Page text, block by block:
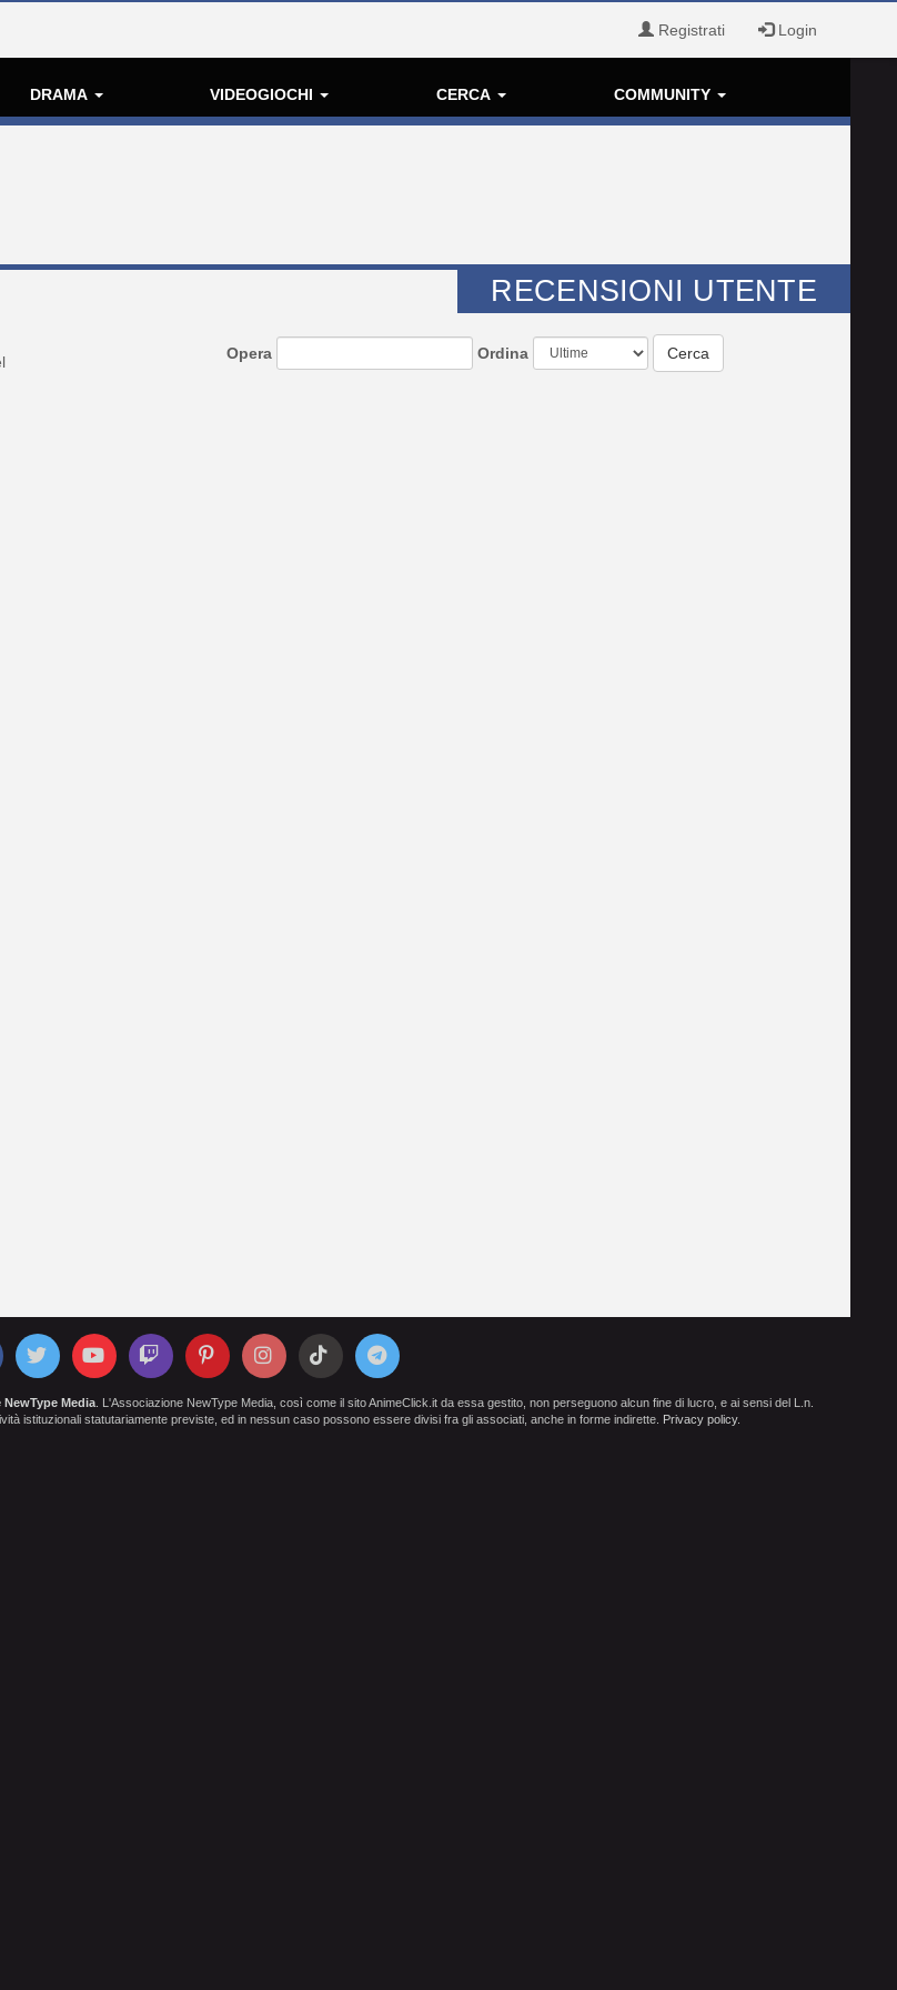
Registrati Login
DRAMA VIDEOGIOCHI CERCA COMMUNITY
RECENSIONI UTENTE
Opera Ordina Cerca
Media. L'Associazione NewType Media, così come il sito AnimeClick.it da essa gestito, non perseguono alcun fine di lucro, e ai sensi del L.n.
istituzionali statutariamente previste, ed in nessun caso possono essere divisi fra gli associati, anche in forme indirette. Privacy policy.